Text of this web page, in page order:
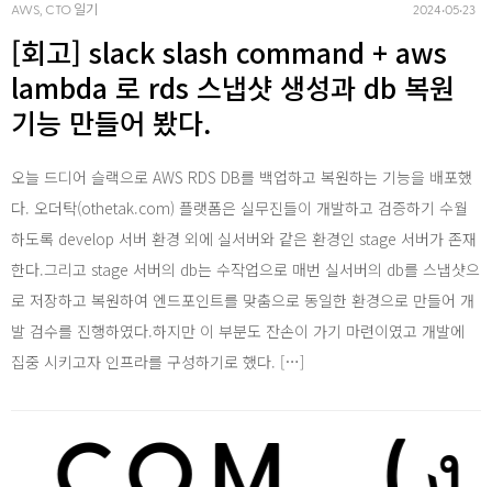
AWS, CTO 일기 2024‧05‧23
[회고] slack slash command + aws
lambda 로 rds 스냅샷 생성과 db 복원
기능 만들어 봤다.
오늘 드디어 슬랙으로 AWS RDS DB를 백업하고 복원하는 기능을 배포했
다. 오더탁(othetak.com) 플랫폼은 실무진들이 개발하고 검증하기 수월
하도록 develop 서버 환경 외에 실서버와 같은 환경인 stage 서버가 존재
한다.그리고 stage 서버의 db는 수작업으로 매번 실서버의 db를 스냅샷으
로 저장하고 복원하여 엔드포인트를 맞춤으로 동일한 환경으로 만들어 개
발 검수를 진행하였다.하지만 이 부분도 잔손이 가기 마련이였고 개발에
집중 시키고자 인프라를 구성하기로 했다. […]